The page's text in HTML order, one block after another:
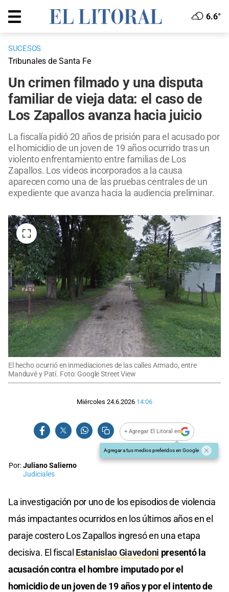
6.6°
SUCESOS
Tribunales de Santa Fe
Un crimen filmado y una disputa
familiar de vieja data: el caso de
Los Zapallos avanza hacia juicio
La fiscalía pidió 20 años de prisión para el acusado por
el homicidio de un joven de 19 años ocurrido tras un
violento enfrentamiento entre familias de Los
Zapallos. Los videos incorporados a la causa
aparecen como una de las pruebas centrales de un
expediente que avanza hacia la audiencia preliminar.
El hecho ocurrió en inmediaciones de las calles Armado, entre
Manduvé y Patí. Foto: Google Street View
Miércoles 24.6.2026 14:06
+ Agregar El Litoral en
Agregar a tus medios preferidos en Google
Por:Juliano Salierno
Judiciales
La investigación por uno de los episodios de violencia
más impactantes ocurridos en los últimos años en el
paraje costero Los Zapallos ingresó en una etapa
decisiva. El fiscal Estanislao Giavedoni presentó la
acusación contra el hombre imputado por el
homicidio de un joven de 19 años y por el intento de